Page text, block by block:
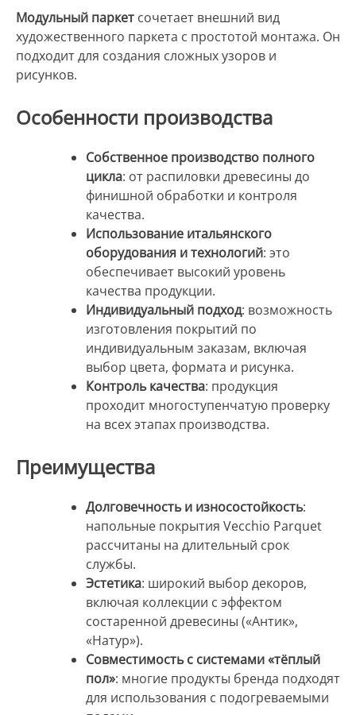
Модульный паркет сочетает внешний вид
художественного паркета с простотой монтажа. Он
подходит для создания сложных узоров и
рисунков.
Особенности производства
Собственное производство полного
цикла: от распиловки древесины до
финишной обработки и контроля
качества.
Использование итальянского
оборудования и технологий: это
обеспечивает высокий уровень
качества продукции.
Индивидуальный подход: возможность
изготовления покрытий по
индивидуальным заказам, включая
выбор цвета, формата и рисунка.
Контроль качества: продукция
проходит многоступенчатую проверку
на всех этапах производства.
Преимущества
Долговечность и износостойкость:
напольные покрытия Vecchio Parquet
рассчитаны на длительный срок
службы.
Эстетика: широкий выбор декоров,
включая коллекции с эффектом
состаренной древесины («Антик»,
«Натур»).
Совместимость с системами «тёплый
пол»: многие продукты бренда подходят
для использования с подогреваемыми